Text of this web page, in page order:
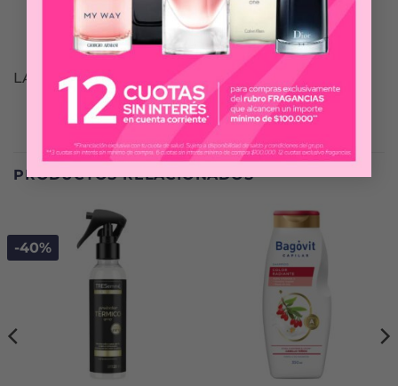
LA PUISSANCE
PRODUCTOS RELACIONADOS
-40%